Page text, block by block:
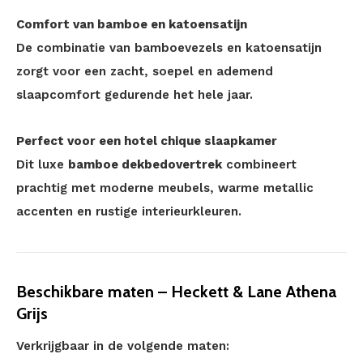
Comfort van bamboe en katoensatijn
De combinatie van bamboevezels en katoensatijn
zorgt voor een zacht, soepel en ademend
slaapcomfort gedurende het hele jaar.
Perfect voor een hotel chique slaapkamer
Dit luxe bamboe dekbedovertrekcombineert
prachtig met moderne meubels, warme metallic
accenten en rustige interieurkleuren.
Beschikbare maten – Heckett & Lane Athena
Grijs
Verkrijgbaar in de volgende maten: